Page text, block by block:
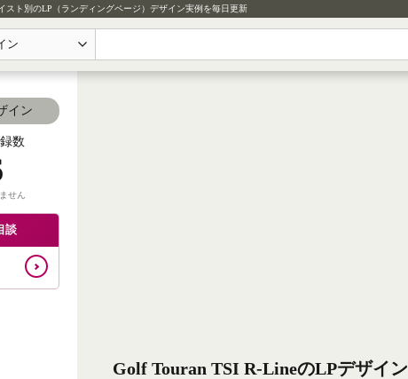
スト別のLP（ランディングページ）デザイン実例を毎日更新
ン
イン
数
せん
談
Golf Touran TSI R-LineのLPデザイン